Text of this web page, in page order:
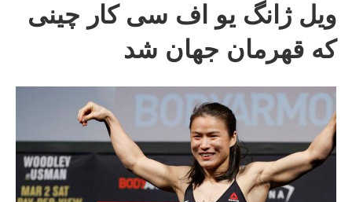
ویل ژانگ یو اف سی کار چینی
که قهرمان جهان شد